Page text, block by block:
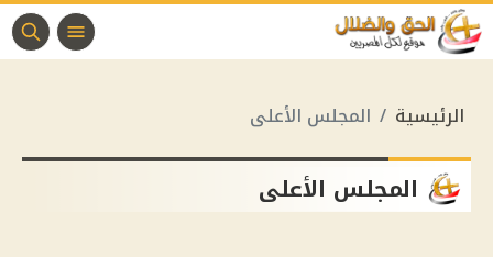
الرئيسية المجلس الأعلى
المجلس الأعلى